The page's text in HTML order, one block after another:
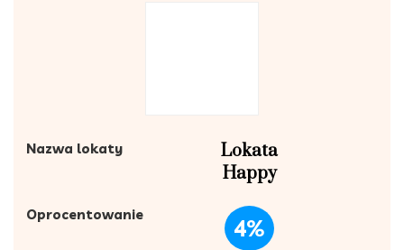
Nazwa lokaty
Lokata
Happy
Oprocentowanie
4%